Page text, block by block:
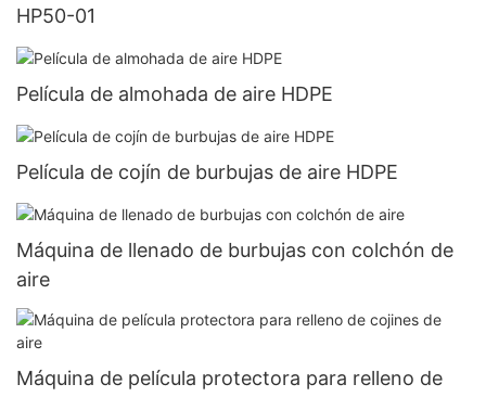
HP50-01
Película de almohada de aire HDPE
Película de cojín de burbujas de aire HDPE
Máquina de llenado de burbujas con colchón de
aire
Máquina de película protectora para relleno de